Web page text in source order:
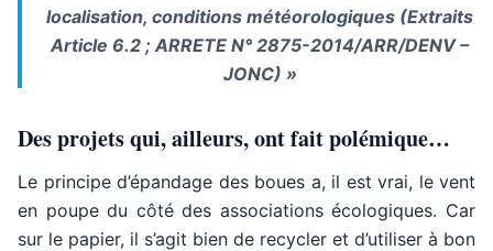
localisation, conditions météorologiques (Extraits
Article 6.2 ; ARRETE N° 2875-2014/ARR/DENV –
JONC) »
Des projets qui, ailleurs, ont fait polémique…
Le principe d’épandage des boues a, il est vrai, le vent
en poupe du côté des associations écologiques. Car
sur le papier, il s’agit bien de recycler et d’utiliser à bon